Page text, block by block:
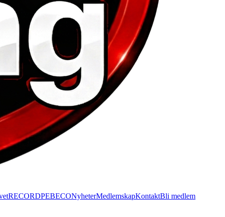
RECORDPEBECONyheterMedlemskapKontaktBli medlem